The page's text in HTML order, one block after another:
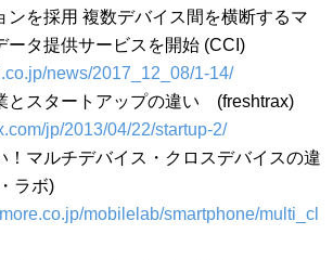
ンを採用 複数デバイス間を横断するマ
ータ提供サービスを開始 (CCI)
news/2017_12_08/1-14/
とスタートアップの違い (freshtrax)
jp/2013/04/22/startup-2/
！マルチデバイス・クロスデバイスの違
ラボ)
mobilelab/smartphone/multi_cl